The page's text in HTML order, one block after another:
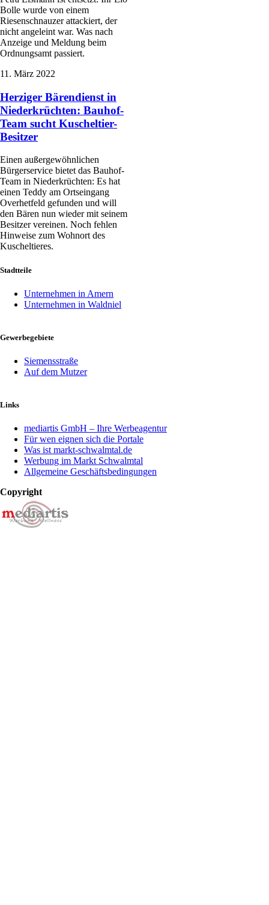
Bolle wurde von einem
Riesenschnauzer attackiert, der
nicht angeleint war. Was nach
Anzeige und Meldung beim
Ordnungsamt passiert.
11. März 2022
Herziger Bärendienst in
Niederkrüchten: Bauhof-
Team sucht Kuscheltier-
Besitzer
Einen außergewöhnlichen
Bürgerservice bietet das Bauhof-
Team in Niederkrüchten: Es hat
einen Teddy am Ortseingang
Overhetfeld gefunden und will
den Bären nun wieder mit seinem
Besitzer vereinen. Noch fehlen
Hinweise zum Wohnort des
Kuscheltieres.
Stadtteile
Unternehmen in Amern
Unternehmen in Waldniel
Gewerbegebiete
Siemensstraße
Auf dem Mutzer
Links
mediartis GmbH – Ihre Werbeagentur
Für wen eignen sich die Portale
Was ist markt-schwalmtal.de
Werbung im Markt Schwalmtal
Allgemeine Geschäftsbedingungen
Copyright